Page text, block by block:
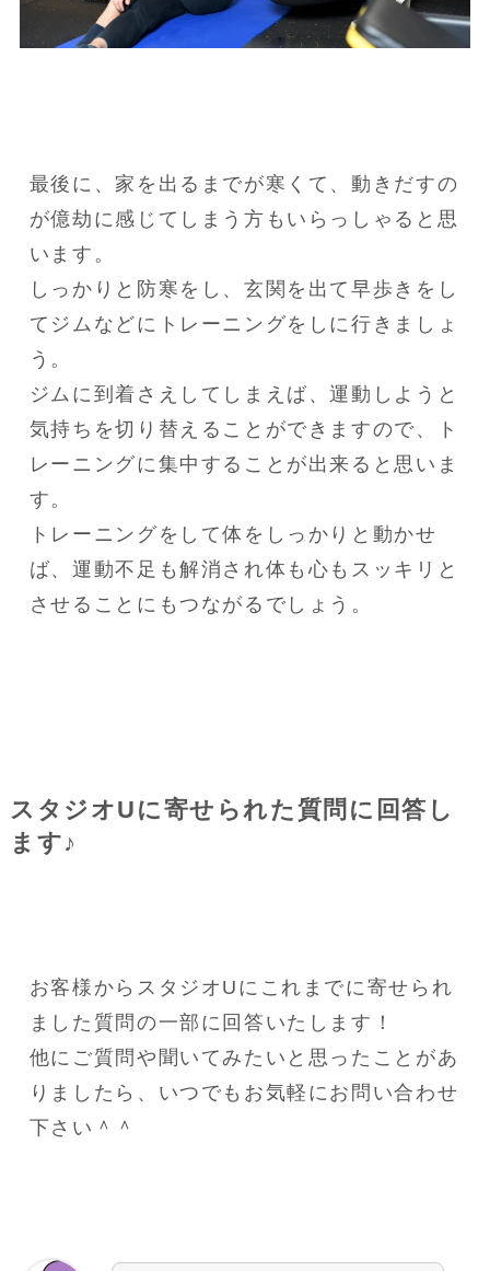
最後に、家を出るまでが寒くて、動きだすの
が億劫に感じてしまう方もいらっしゃると思
います。
しっかりと防寒をし、玄関を出て早歩きをし
てジムなどにトレーニングをしに行きましょ
う。
ジムに到着さえしてしまえば、運動しようと
気持ちを切り替えることができますので、ト
レーニングに集中することが出来ると思いま
す。
トレーニングをして体をしっかりと動かせ
ば、運動不足も解消され体も心もスッキリと
させることにもつながるでしょう。
スタジオUに寄せられた質問に回答し
ます♪
お客様からスタジオUにこれまでに寄せられ
ました質問の一部に回答いたします！
他にご質問や聞いてみたいと思ったことがあ
りましたら、いつでもお気軽にお問い合わせ
下さい＾＾